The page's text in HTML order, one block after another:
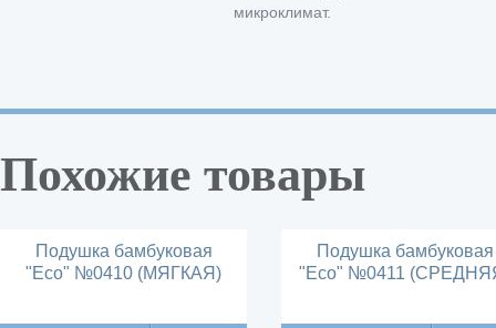
микроклимат.
Похожие товары
Подушка бамбуковая
"Есо" №0410 (МЯГКАЯ)
Подушка бамбуковая
"Есо" №0411